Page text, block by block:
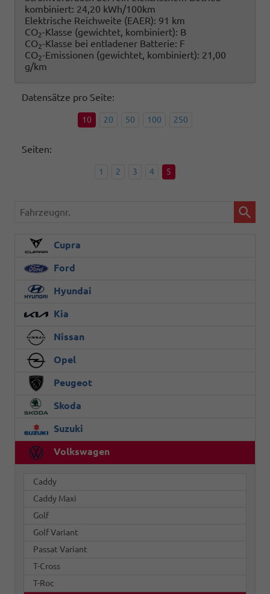
kombiniert: 24,20 kWh/100km
Elektrische Reichweite (EAER): 91 km
CO2-Klasse (gewichtet, kombiniert): B
CO2-Klasse bei entladener Batterie: F
CO2-Emissionen (gewichtet, kombiniert): 21,00
g/km
Datensätze pro Seite:
10 20 50 100 250
Seiten:
1 2 3 4 5
Fahrzeugnr.
Cupra
Ford
Hyundai
Kia
Nissan
Opel
Peugeot
Skoda
Suzuki
Volkswagen
Caddy
Caddy Maxi
Golf
Golf Variant
Passat Variant
T-Cross
T-Roc